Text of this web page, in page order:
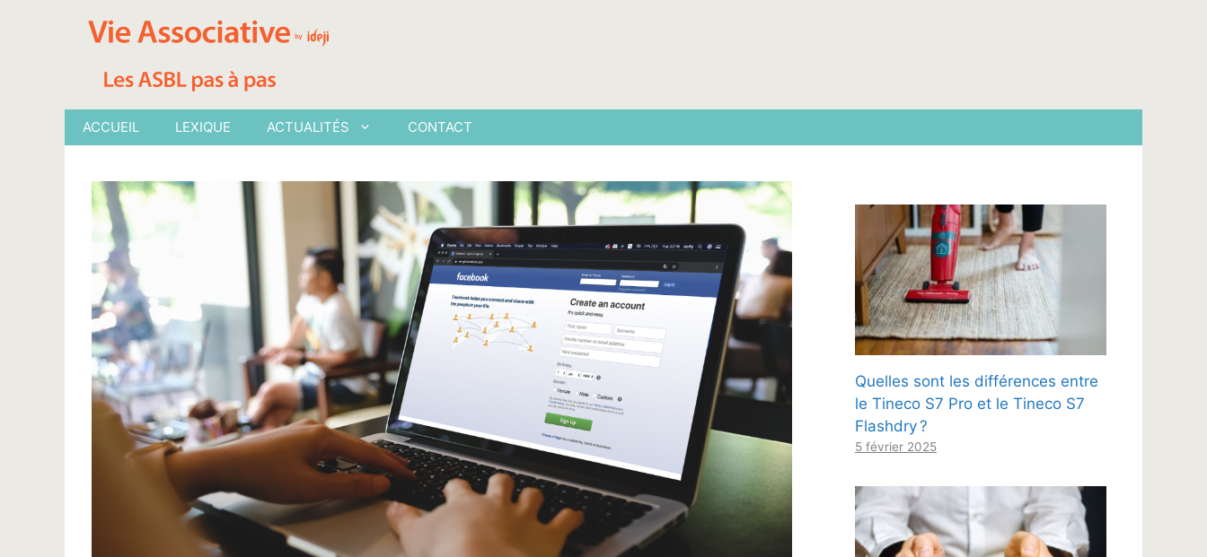
ACCUEIL LEXIQUE ACTUALITÉS CONTACT
Quelles sont les différences entre
le Tineco S7 Pro et le Tineco S7
Flashdry ?
5 février 2025